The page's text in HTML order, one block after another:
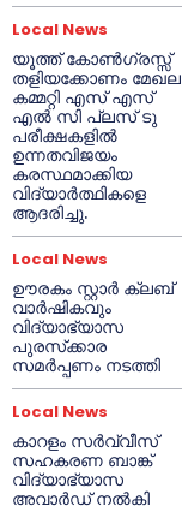
Local News
യൂത്ത് കോൺഗ്രസ്സ്
തളിയക്കോണം മേഖല
കമ്മറ്റി എസ് എസ്
എൽ സി പ്ലസ് ടു
പരീക്ഷകളിൽ
ഉന്നതവിജയം
കരസ്ഥമാക്കിയ
വിദ്യാർത്ഥികളെ
ആദരിച്ചു.
Local News
ഊരകം സ്റ്റാർ ക്ലബ്
വാർഷികവും
വിദ്യാഭ്യാസ
പുരസ്‌ക്കാര
സമർപ്പണം നടത്തി
Local News
കാറളം സർവ്വീസ്
സഹകരണ ബാങ്ക്
വിദ്യാഭ്യാസ
അവാർഡ് നൽകി